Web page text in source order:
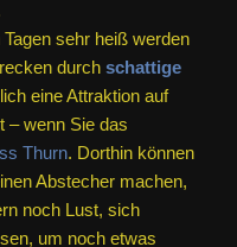
sehr heiß werden
durch schattige
eine Attraktion auf
– wenn Sie das
Thurn. Dorthin können
Abstecher machen,
noch Lust, sich
um noch etwas